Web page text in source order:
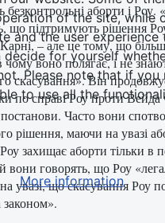
аборти і Роу.
що підтримують рішення
– але це тому, що
чому воно полягає, і не
скасування». Він
по справі Роу проти Вейда
Часто вони
рішення, маючи на увазі
захищає аборти тільки в
вони говорять, що Роу
увазі, що скасування Роу
законом».
of the site, while
and the user experience
decide for yourself
Please note that if you
to use all the
More information